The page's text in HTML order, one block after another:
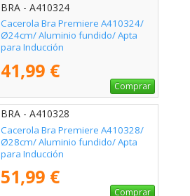
BRA - A410324
Cacerola Bra Premiere A410324/
Ø24cm/ Aluminio fundido/ Apta
para Inducción
41,99 €
Comprar
BRA - A410328
Cacerola Bra Premiere A410328/
Ø28cm/ Aluminio fundido/ Apta
para Inducción
51,99 €
Comprar